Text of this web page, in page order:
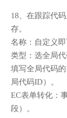
18、在跟踪代
存。
名称：自定义即
类型：选全局
填写全局代码
局代码ID）。
EC表单转化：
段）。